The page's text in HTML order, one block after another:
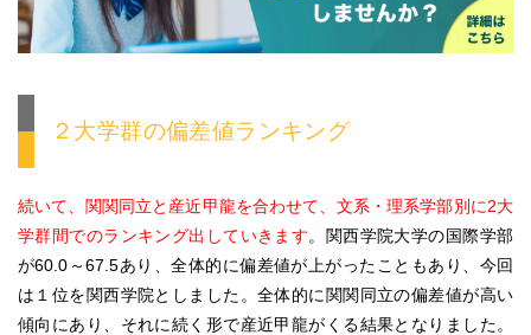
２大学群の偏差値ランキング
続いて、関関同立と産近甲龍を合わせて、文系・理系学部別に2大
学群間でのランキング出していきます。関西学院大学の国際学部
が60.0～67.5あり、全体的に偏差値が上がったこともあり、今回
は１位を関西学院としました。全体的に関関同立の偏差値が高い
傾向にあり、それに続く形で産近甲龍がくる結果となりました。